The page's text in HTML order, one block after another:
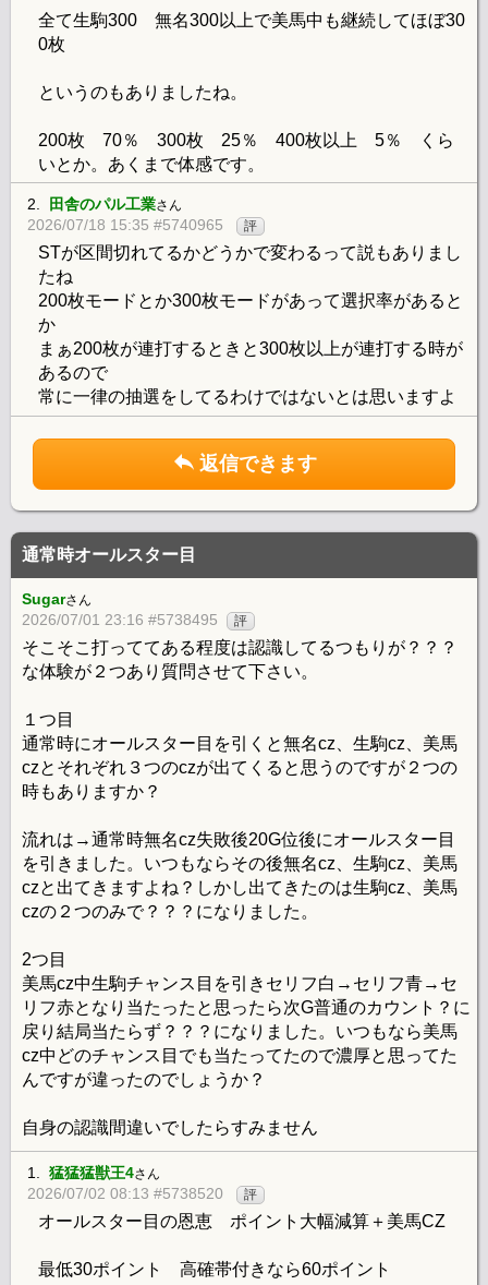
全て生駒300 無名300以上で美馬中も継続してほぼ30
0枚
というのもありましたね。
200枚 70％ 300枚 25％ 400枚以上 5％ くら
いとか。あくまで体感です。
2. 田舎のパル工業さん
2026/07/18 15:35 #5740965 評
STが区間切れてるかどうかで変わるって説もありまし
たね
200枚モードとか300枚モードがあって選択率があると
か
まぁ200枚が連打するときと300枚以上が連打する時が
あるので
常に一律の抽選をしてるわけではないとは思いますよ
返信できます
通常時オールスター目
Sugarさん
2026/07/01 23:16 #5738495 評
そこそこ打っててある程度は認識してるつもりが？？？
な体験が２つあり質問させて下さい。
１つ目
通常時にオールスター目を引くと無名cz、生駒cz、美馬
czとそれぞれ３つのczが出てくると思うのですが２つの
時もありますか？
流れは→通常時無名cz失敗後20G位後にオールスター目
を引きました。いつもならその後無名cz、生駒cz、美馬
czと出てきますよね？しかし出てきたのは生駒cz、美馬
czの２つのみで？？？になりました。
2つ目
美馬cz中生駒チャンス目を引きセリフ白→セリフ青→セ
リフ赤となり当たったと思ったら次G普通のカウント？に
戻り結局当たらず？？？になりました。いつもなら美馬
cz中どのチャンス目でも当たってたので濃厚と思ってた
んですが違ったのでしょうか？
自身の認識間違いでしたらすみません
1. 猛猛猛獣王4さん
2026/07/02 08:13 #5738520 評
オールスター目の恩恵 ポイント大幅減算＋美馬CZ
最低30ポイント 高確帯付きなら60ポイント